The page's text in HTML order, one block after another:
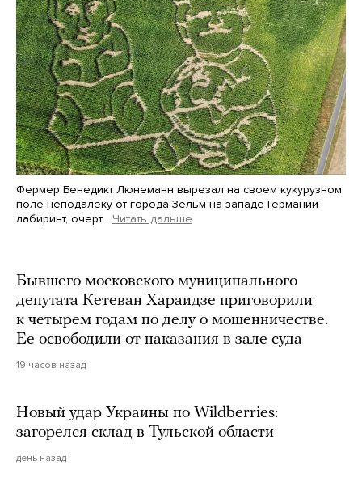
Фермер Бенедикт Люнеманн вырезал на своем кукурузном
поле неподалеку от города Зельм на западе Германии
лабиринт, очерт… Читать дальше
Бывшего московского муниципального
депутата Кетеван Хараидзе приговорили
к четырем годам по делу о мошенничестве.
Ее освободили от наказания в зале суда
19 часов назад
Новый удар Украины по Wildberries:
загорелся склад в Тульской области
день назад